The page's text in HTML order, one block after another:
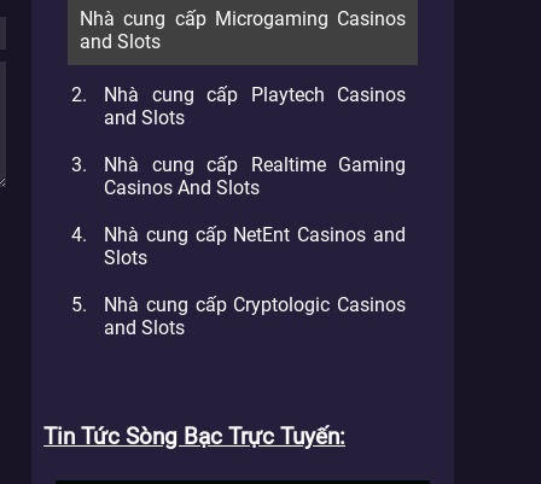
Nhà cung cấp Microgaming Casinos
and Slots
Nhà cung cấp Playtech Casinos
and Slots
Nhà cung cấp Realtime Gaming
Casinos And Slots
Nhà cung cấp NetEnt Casinos and
Slots
Nhà cung cấp Cryptologic Casinos
and Slots
Tin Tức Sòng Bạc Trực Tuyến